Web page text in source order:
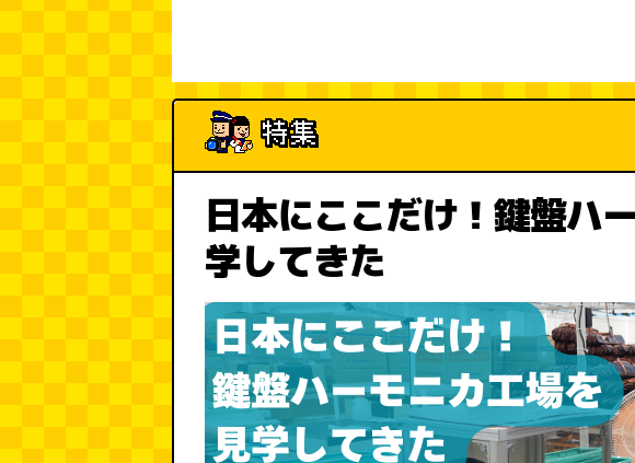
日本にここだけ！鍵盤ハ
学してきた